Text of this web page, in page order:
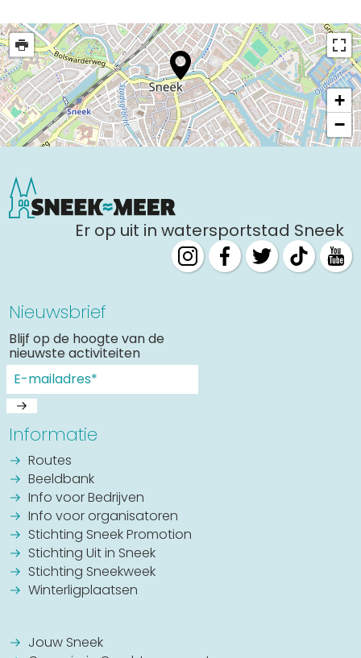
Webcams
De leukste routes
Interactieve plattegrond van Sneek
Winkelen in Sneek
Bootverhuur
+
−
Er op uit in watersportstad Sneek
Nieuwsbrief
Blijf op de hoogte van de
nieuwste activiteiten
Informatie
Routes
Beeldbank
Info voor Bedrijven
Info voor organisatoren
Stichting Sneek Promotion
Stichting Uit in Sneek
Stichting Sneekweek
Winterligplaatsen
Jouw Sneek